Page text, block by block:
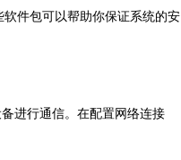
件包可以帮助你保证系统的安
进行通信。在配置网络连接